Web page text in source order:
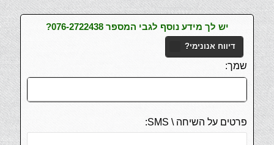
יש לך מידע נוסף לגבי המספר 076-2722438?
דיווח אנונימי?
שמך:
פרטים על השיחה \ SMS: